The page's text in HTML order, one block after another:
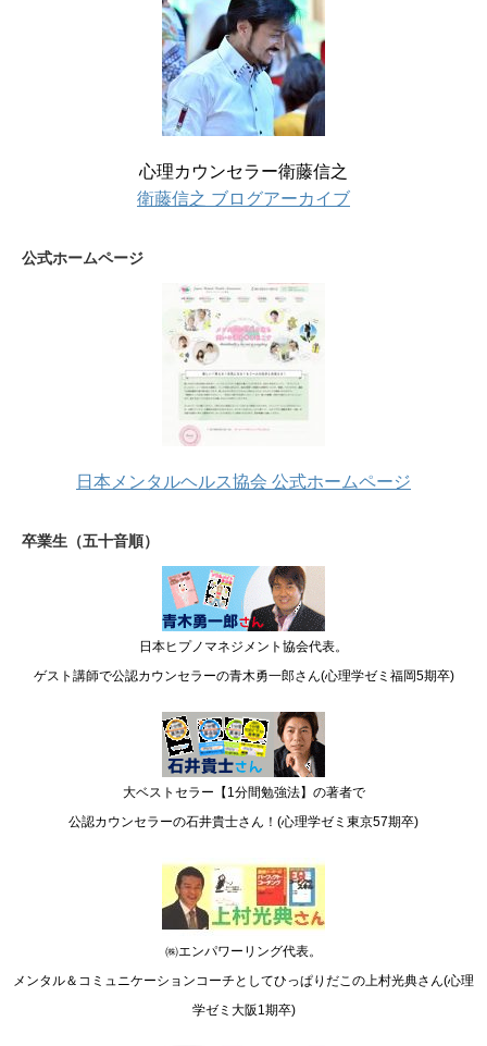
心理カウンセラー衛藤信之
衛藤信之 ブログアーカイブ
公式ホームページ
日本メンタルヘルス協会 公式ホームページ
卒業生（五十音順）
日本ヒプノマネジメント協会代表。
ゲスト講師で公認カウンセラーの青木勇一郎さん(心理学ゼミ福岡5期卒)
大ベストセラー【1分間勉強法】の著者で
公認カウンセラーの石井貴士さん！(心理学ゼミ東京57期卒)
㈱エンパワーリング代表。
メンタル＆コミュニケーションコーチとしてひっぱりだこの上村光典さん(心理
学ゼミ大阪1期卒)